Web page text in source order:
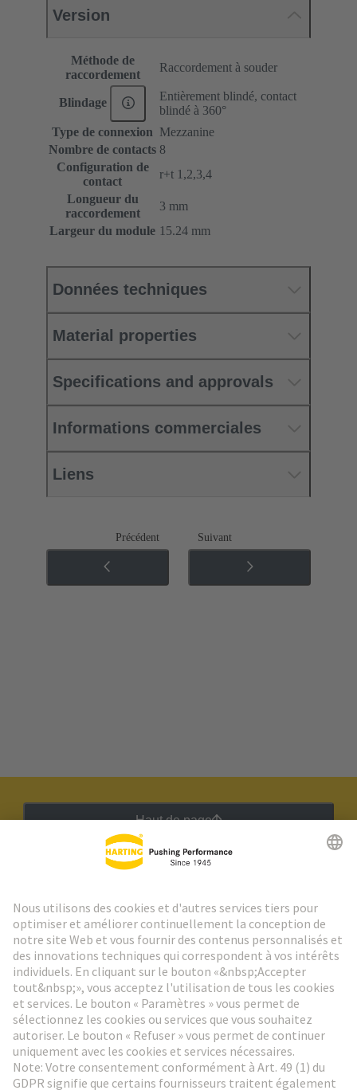
Version
Méthode de
raccordement
Raccordement à souder
Blindage
Entièrement blindé, contact
blindé à 360°
Type de connexion Mezzanine
Nombre de contacts 8
Configuration de
contact
r+t 1,2,3,4
Longueur du
raccordement
3 mm
Largeur du module 15.24 mm
Données techniques
Material properties
Specifications and approvals
Informations commerciales
Liens
Précédent Suivant
Haut de page
Aller à l'inscription
Social Media